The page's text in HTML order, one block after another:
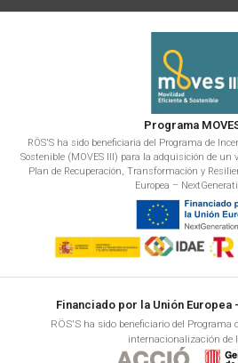
Programa
RÖS'S ha sido beneficiaria del Programa de
Sostenible (MOVES III) para la adquisición de un
Plan de Recuperación, Transformación y
Europea –
Financiado por la Unión Europea
RÖS'S ha sido beneficiario del Programa
internacionalización de